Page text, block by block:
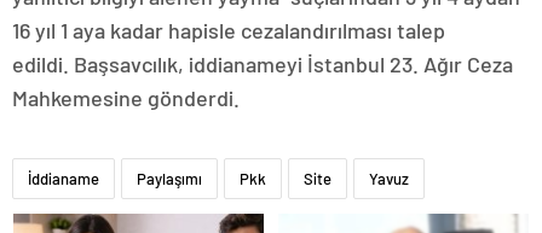
16 yıl 1 aya kadar hapisle cezalandırılması talep
edildi. Başsavcılık, iddianameyi İstanbul 23. Ağır Ceza
Mahkemesine gönderdi.
İddianame Paylaşımı Pkk Site Yavuz